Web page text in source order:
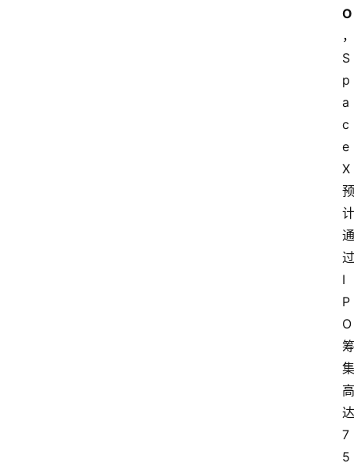
O
，
S
p
a
c
e
X
预
计
通
过
I
P
O
筹
集
高
达
7
5